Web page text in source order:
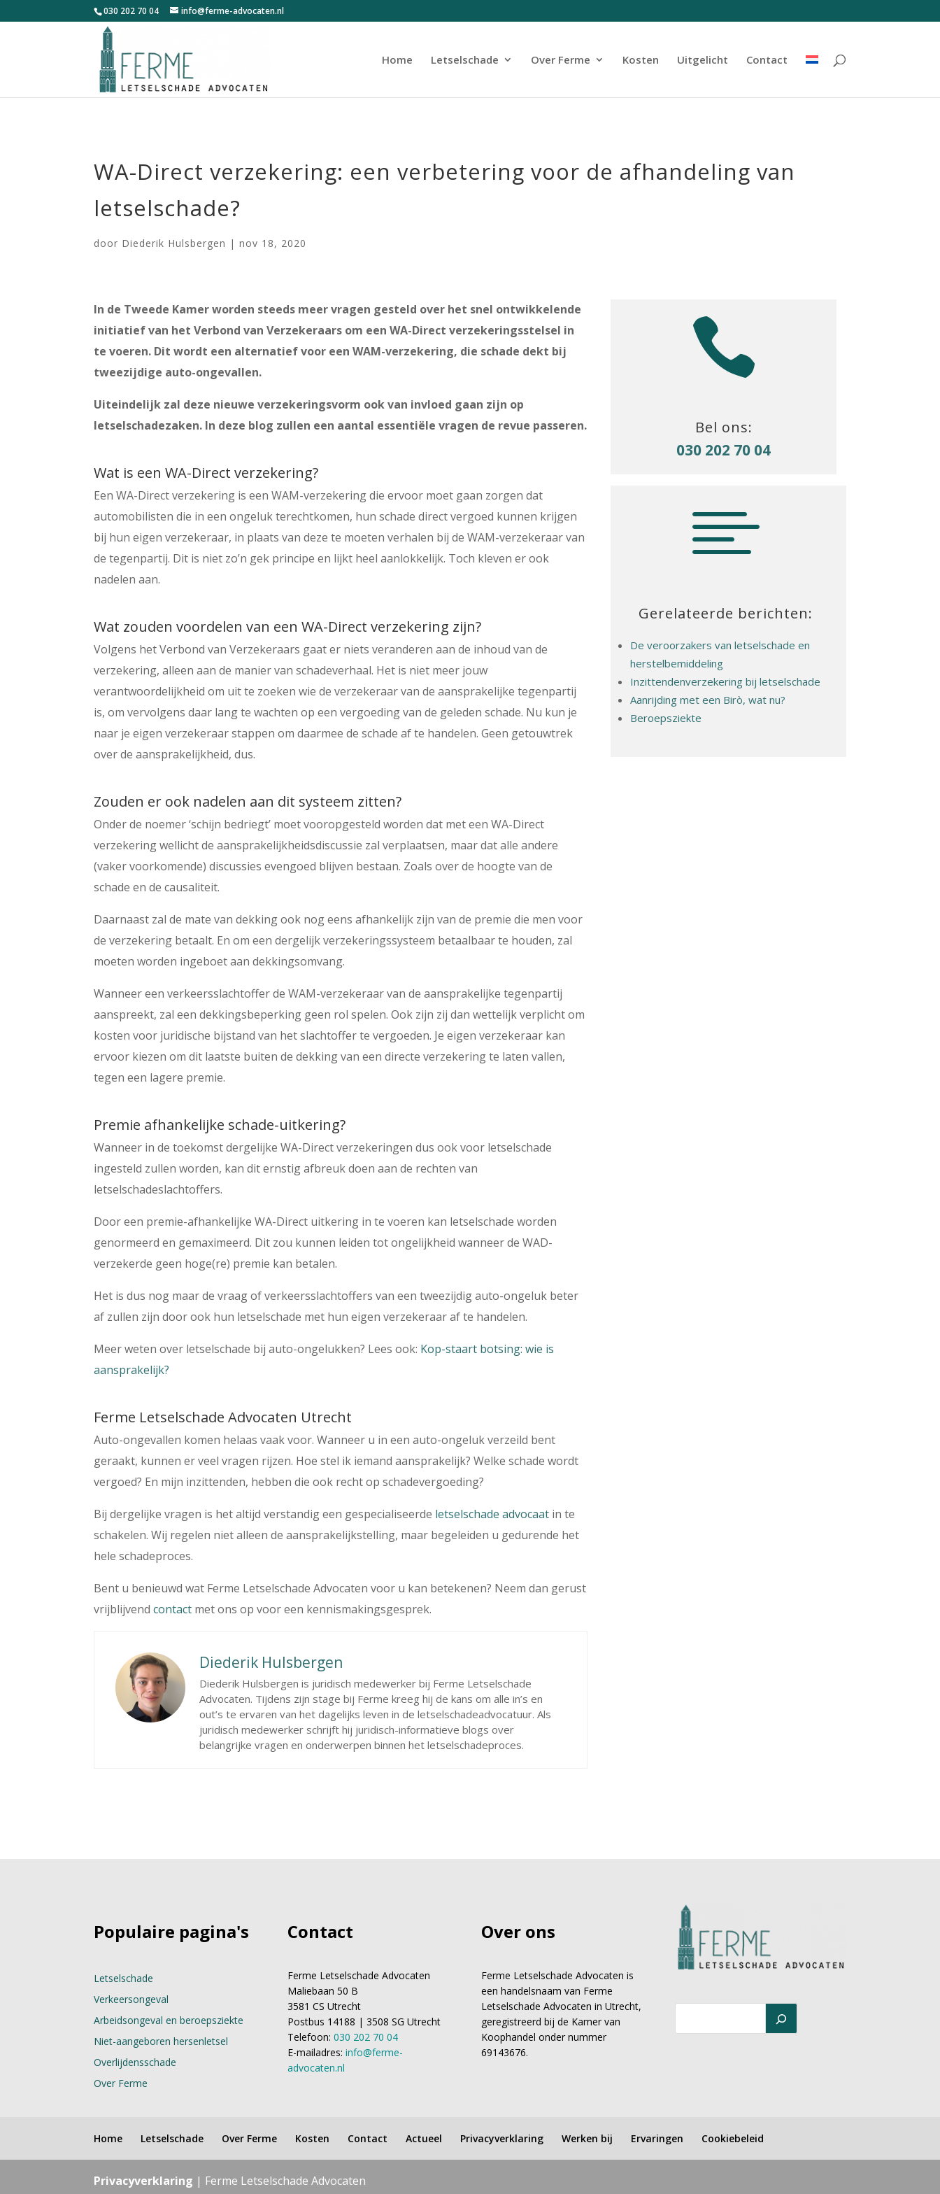
030 202 70 04 info@ferme-advocaten.nl
Home Letselschade Over Ferme Kosten Uitgelicht Contact
WA-Direct verzekering: een verbetering voor de afhandeling van
letselschade?
door Diederik Hulsbergen |nov 18, 2020
In de Tweede Kamer worden steeds meer vragen gesteld over het snel ontwikkelende
initiatief van het Verbond van Verzekeraars om een WA-Direct verzekeringsstelsel in
te voeren. Dit wordt een alternatief voor een WAM-verzekering, die schade dekt bij
tweezijdige auto-ongevallen.
Uiteindelijk zal deze nieuwe verzekeringsvorm ook van invloed gaan zijn op
letselschadezaken. In deze blog zullen een aantal essentiële vragen de revue passeren.
Wat is een WA-Direct verzekering?
Een WA-Direct verzekering is een WAM-verzekering die ervoor moet gaan zorgen dat
automobilisten die in een ongeluk terechtkomen, hun schade direct vergoed kunnen krijgen
bij hun eigen verzekeraar, in plaats van deze te moeten verhalen bij de WAM-verzekeraar van
de tegenpartij. Dit is niet zo’n gek principe en lijkt heel aanlokkelijk. Toch kleven er ook
nadelen aan.
Wat zouden voordelen van een WA-Direct verzekering zijn?
Volgens het Verbond van Verzekeraars gaat er niets veranderen aan de inhoud van de
verzekering, alleen aan de manier van schadeverhaal. Het is niet meer jouw
verantwoordelijkheid om uit te zoeken wie de verzekeraar van de aansprakelijke tegenpartij
is, om vervolgens daar lang te wachten op een vergoeding van de geleden schade. Nu kun je
naar je eigen verzekeraar stappen om daarmee de schade af te handelen. Geen getouwtrek
over de aansprakelijkheid, dus.
Zouden er ook nadelen aan dit systeem zitten?
Onder de noemer ‘schijn bedriegt’ moet vooropgesteld worden dat met een WA-Direct
verzekering wellicht de aansprakelijkheidsdiscussie zal verplaatsen, maar dat alle andere
(vaker voorkomende) discussies evengoed blijven bestaan. Zoals over de hoogte van de
schade en de causaliteit.
Daarnaast zal de mate van dekking ook nog eens afhankelijk zijn van de premie die men voor
de verzekering betaalt. En om een dergelijk verzekeringssysteem betaalbaar te houden, zal
moeten worden ingeboet aan dekkingsomvang.
Wanneer een verkeersslachtoffer de WAM-verzekeraar van de aansprakelijke tegenpartij
aanspreekt, zal een dekkingsbeperking geen rol spelen. Ook zijn zij dan wettelijk verplicht om
kosten voor juridische bijstand van het slachtoffer te vergoeden. Je eigen verzekeraar kan
ervoor kiezen om dit laatste buiten de dekking van een directe verzekering te laten vallen,
tegen een lagere premie.
Premie afhankelijke schade-uitkering?
Wanneer in de toekomst dergelijke WA-Direct verzekeringen dus ook voor letselschade
ingesteld zullen worden, kan dit ernstig afbreuk doen aan de rechten van
letselschadeslachtoffers.
Door een premie-afhankelijke WA-Direct uitkering in te voeren kan letselschade worden
genormeerd en gemaximeerd. Dit zou kunnen leiden tot ongelijkheid wanneer de WAD-
verzekerde geen hoge(re) premie kan betalen.
Het is dus nog maar de vraag of verkeersslachtoffers van een tweezijdig auto-ongeluk beter
af zullen zijn door ook hun letselschade met hun eigen verzekeraar af te handelen.
Meer weten over letselschade bij auto-ongelukken? Lees ook: Kop-staart botsing: wie is
aansprakelijk?
Ferme Letselschade Advocaten Utrecht
Auto-ongevallen komen helaas vaak voor. Wanneer u in een auto-ongeluk verzeild bent
geraakt, kunnen er veel vragen rijzen. Hoe stel ik iemand aansprakelijk? Welke schade wordt
vergoed? En mijn inzittenden, hebben die ook recht op schadevergoeding?
Bij dergelijke vragen is het altijd verstandig een gespecialiseerde letselschade advocaat in te
schakelen. Wij regelen niet alleen de aansprakelijkstelling, maar begeleiden u gedurende het
hele schadeproces.
Bent u benieuwd wat Ferme Letselschade Advocaten voor u kan betekenen? Neem dan gerust
vrijblijvendcontact met ons op voor een kennismakingsgesprek.
Diederik Hulsbergen
Diederik Hulsbergen is juridisch medewerker bij Ferme Letselschade
Advocaten. Tijdens zijn stage bij Ferme kreeg hij de kans om alle in’s en
out’s te ervaren van het dagelijks leven in de letselschadeadvocatuur. Als
juridisch medewerker schrijft hij juridisch-informatieve blogs over
belangrijke vragen en onderwerpen binnen het letselschadeproces.

Bel ons:
030 202 70 04

Gerelateerde berichten:
De veroorzakers van letselschade en
herstelbemiddeling
Inzittendenverzekering bij letselschade
Aanrijding met een Birò, wat nu?
Beroepsziekte
Populaire pagina's
Letselschade
Verkeersongeval
Arbeidsongeval en beroepsziekte
Niet-aangeboren hersenletsel
Overlijdensschade
Over Ferme
Contact
Ferme Letselschade Advocaten
Maliebaan 50 B
3581 CS Utrecht
Postbus 14188 | 3508 SG Utrecht
Telefoon:030 202 70 04
E-mailadres:info@ferme-
advocaten.nl
Over ons
Ferme Letselschade Advocaten is
een handelsnaam van Ferme
Letselschade Advocaten in Utrecht,
geregistreerd bij de Kamer van
Koophandel onder nummer
69143676.
Home Letselschade Over Ferme Kosten Contact Actueel Privacyverklaring Werken bij Ervaringen Cookiebeleid
Privacyverklaring | Ferme Letselschade Advocaten